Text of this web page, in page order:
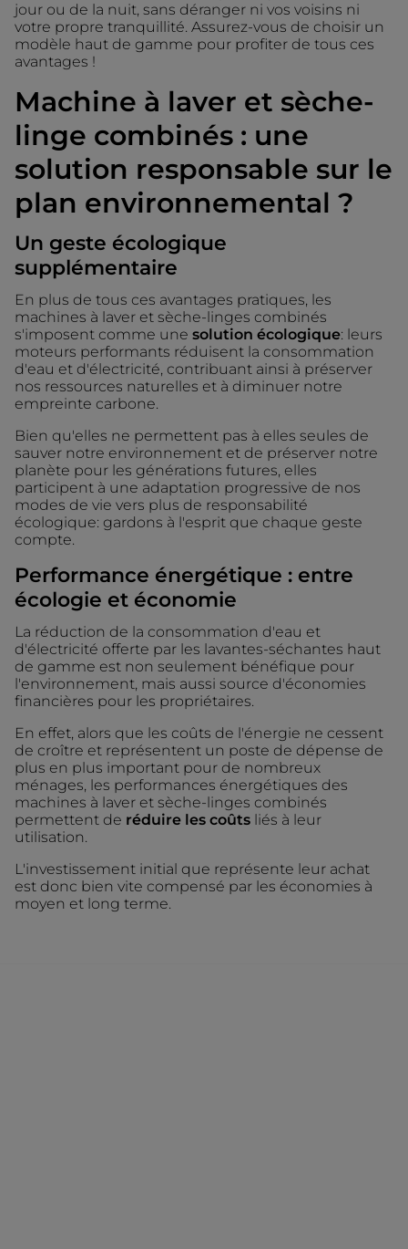
jour ou de la nuit, sans déranger ni vos voisins ni
votre propre tranquillité. Assurez-vous de choisir un
modèle haut de gamme pour profiter de tous ces
avantages !
Machine à laver et sèche-
linge combinés : une
solution responsable sur le
plan environnemental ?
Un geste écologique
supplémentaire
En plus de tous ces avantages pratiques, les
machines à laver et sèche-linges combinés
s'imposent comme une solution écologique: leurs
moteurs performants réduisent la consommation
d'eau et d'électricité, contribuant ainsi à préserver
nos ressources naturelles et à diminuer notre
empreinte carbone.
Bien qu'elles ne permettent pas à elles seules de
sauver notre environnement et de préserver notre
planète pour les générations futures, elles
participent à une adaptation progressive de nos
modes de vie vers plus de responsabilité
écologique: gardons à l'esprit que chaque geste
compte.
Performance énergétique : entre
écologie et économie
La réduction de la consommation d'eau et
d'électricité offerte par les lavantes-séchantes haut
de gamme est non seulement bénéfique pour
l'environnement, mais aussi source d'économies
financières pour les propriétaires.
En effet, alors que les coûts de l'énergie ne cessent
de croître et représentent un poste de dépense de
plus en plus important pour de nombreux
ménages, les performances énergétiques des
machines à laver et sèche-linges combinés
permettent de réduire les coûts liés à leur
utilisation.
L'investissement initial que représente leur achat
est donc bien vite compensé par les économies à
moyen et long terme.